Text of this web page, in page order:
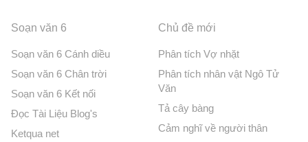
Soạn văn 6
Soạn văn 6 Cánh diều
Soạn văn 6 Chân trời
Soạn văn 6 Kết nối
Đọc Tài Liệu Blog's
Ketqua net
Chủ đề mới
Phân tích Vợ nhặt
Phân tích nhân vật Ngô Tử
Văn
Tả cây bàng
Cảm nghĩ về người thân